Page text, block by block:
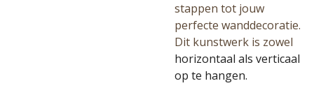
stappen tot jouw
perfecte wanddecoratie.
Dit kunstwerk is zowel
horizontaal als verticaal
op te hangen.